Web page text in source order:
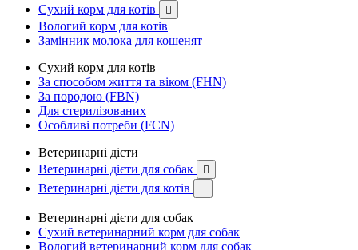
Сухий корм для котів

Вологий корм для котів
Замінник молока для кошенят
Сухий корм для котів
За способом життя та віком (FHN)
За породою (FBN)
Для стерилізованих
Особливі потреби (FCN)
Ветеринарні дієти
Ветеринарні дієти для собак

Ветеринарні дієти для котів 
Ветеринарні дієти для собак
Сухий ветеринарний корм для собак
Вологий ветеринарний корм для собак